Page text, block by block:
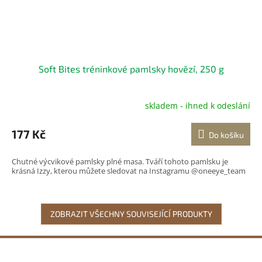
Soft Bites tréninkové pamlsky hovězí, 250 g
produktu
je
z
5
skladem - ihned k odeslání
177 Kč Do košíku
Chutné výcvikové pamlsky plné masa. Tváří tohoto pamlsku je
krásná Izzy, kterou můžete sledovat na Instagramu @oneeye_team
ZOBRAZIT VŠECHNY SOUVISEJÍCÍ PRODUKTY